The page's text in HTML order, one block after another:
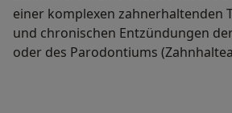
einer komplexen zahnerhaltenden
und chronischen Entzündungen
oder des Parodontiums